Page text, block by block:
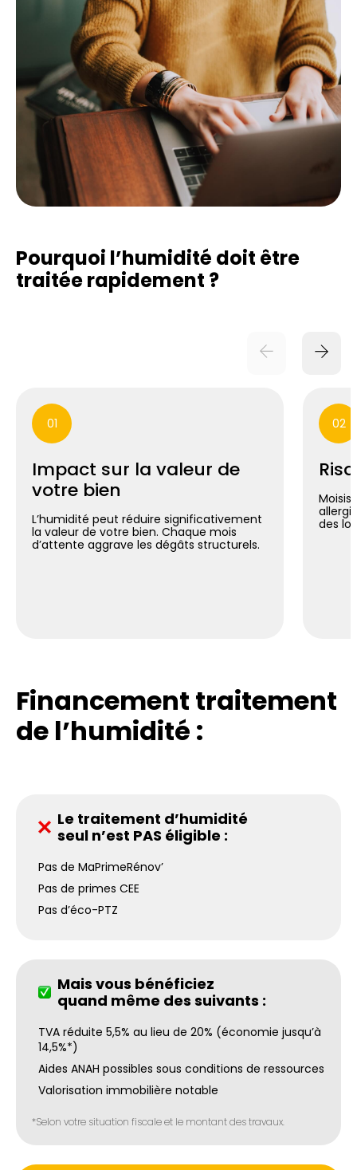
Pourquoi l’humidité doit être
traitée rapidement ?
01
Impact sur la valeur de
votre bien
L’humidité peut réduire significativement
la valeur de votre bien. Chaque mois
d’attente aggrave les dégâts structurels.
02
des
Financement traitement
de l’humidité :
Le traitement d’humidité
seul n’est PAS éligible :
Pas de MaPrimeRénov’
Pas de primes CEE
Pas d’éco-PTZ
Mais vous bénéficiez
quand même des suivants :
TVA réduite 5,5% au lieu de 20% (économie jusqu’à
14,5%*)
Aides ANAH possibles sous conditions de ressources
Valorisation immobilière notable
*Selon votre situation fiscale et le montant des travaux.